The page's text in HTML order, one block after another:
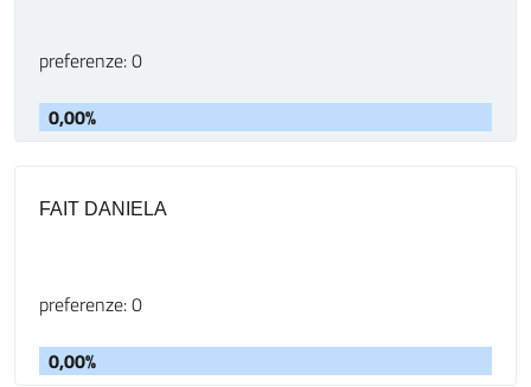
preferenze: 0
0,00%
FAIT DANIELA
preferenze: 0
0,00%